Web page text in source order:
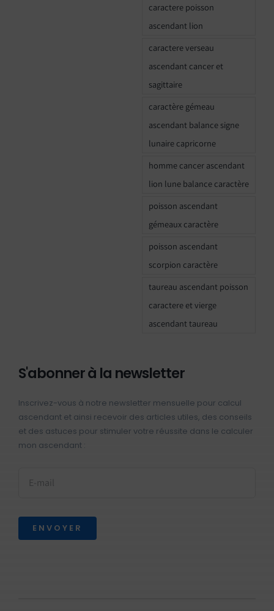
caractere poisson
ascendant lion
caractere verseau
ascendant cancer et
sagittaire
caractère gémeau
ascendant balance signe
lunaire capricorne
homme cancer ascendant
lion lune balance caractère
poisson ascendant
gémeaux caractère
poisson ascendant
scorpion caractère
taureau ascendant poisson
caractere et vierge
ascendant taureau
S'abonner à la newsletter
Inscrivez-vous à notre newsletter mensuelle pour calcul
ascendant et ainsi recevoir des articles utiles, des conseils
et des astuces pour stimuler votre réussite dans le calculer
mon ascendant :
ENVOYER